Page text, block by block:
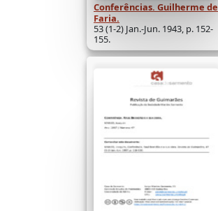
Conferências. Guilherme de
Faria.
53 (1-2) Jan.-Jun. 1943, p. 152-
155.